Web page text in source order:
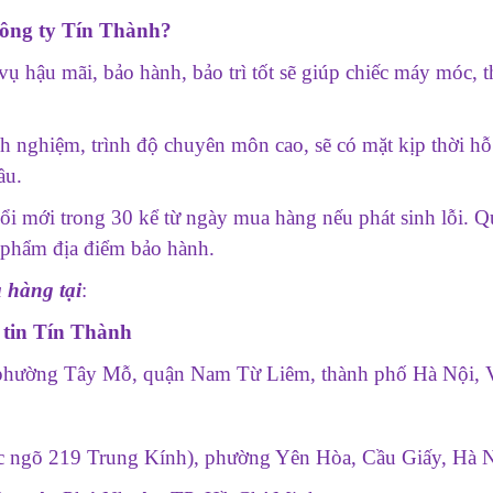
ty Tín Thành?
hậu mãi, bảo hành, bảo trì tốt sẽ giúp chiếc máy móc,
trình độ chuyên môn cao, sẽ có mặt kịp thời
mới trong 30 kể từ ngày mua hàng nếu phát sinh lỗi.
địa điểm bảo hành.
hàng tại:
tin Tín Thành
Tây Mỗ, quận Nam Từ Liêm, thành phố Hà Nội,
ngõ 219 Trung Kính), phường Yên Hòa, Cầu Giấy, Hà